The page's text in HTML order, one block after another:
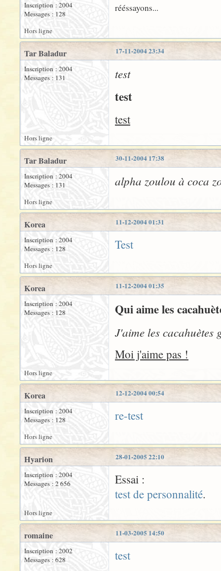
Inscription : 2004
Messages : 128
rééssayons...
Hors ligne
17-11-2004 23:34
Tar Baladur
Inscription : 2004
Messages : 131
test
test
test
Hors ligne
30-11-2004 17:38
Tar Baladur
Inscription : 2004
Messages : 131
alpha zoulou à coca
Hors ligne
11-12-2004 01:31
Korea
Inscription : 2004
Messages : 128
Test
Hors ligne
11-12-2004 01:35
Korea
Inscription : 2004
Messages : 128
Qui aime les
J'aime les cacahuètes
Moi j'aime pas !
Hors ligne
12-12-2004 00:54
Korea
Inscription : 2004
Messages : 128
re-test
Hors ligne
28-01-2005 22:10
Hyarion
Inscription : 2004
Messages : 2 656
Essai :
test de personnalité.
Hors ligne
11-03-2005 14:50
romaine
Inscription : 2002
Messages : 628
test